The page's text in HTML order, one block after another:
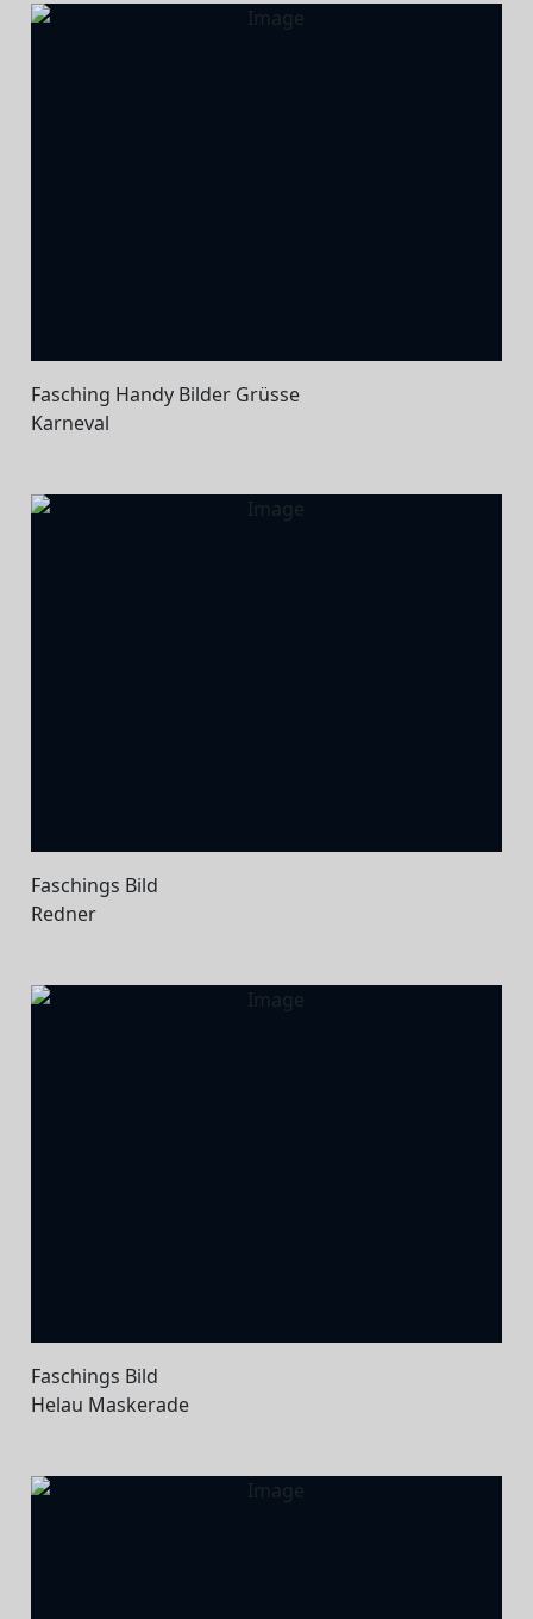
Fasching Handy Bilder Grüsse
Karneval
Faschings Bild
Redner
Faschings Bild
Helau Maskerade